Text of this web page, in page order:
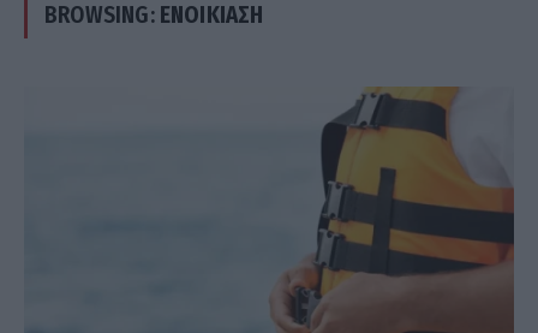
BROWSING: ΕΝΟΙΚΊΑΣΗ